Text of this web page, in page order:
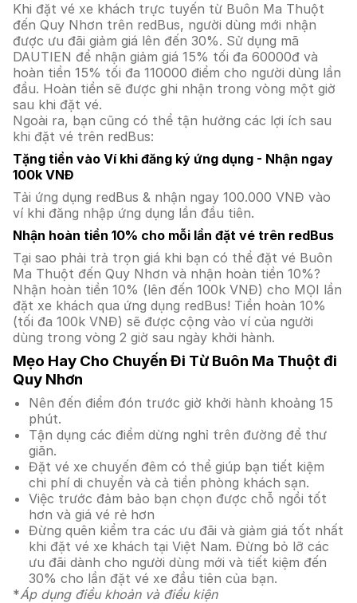
Khi đặt vé xe khách trực tuyến từ Buôn Ma Thuột
đến Quy Nhơn trên redBus, người dùng mới nhận
được ưu đãi giảm giá lên đến 30%. Sử dụng mã
DAUTIEN để nhận giảm giá 15% tối đa 60000đ và
hoàn tiền 15% tối đa 110000 điểm cho người dùng lần
đầu. Hoàn tiền sẽ được ghi nhận trong vòng một giờ
sau khi đặt vé.
Ngoài ra, bạn cũng có thể tận hưởng các lợi ích sau
khi đặt vé trên redBus:
Tặng tiền vào Ví khi đăng ký ứng dụng - Nhận ngay
100k VNĐ
Tải ứng dụng redBus & nhận ngay 100.000 VNĐ vào
ví khi đăng nhập ứng dụng lần đầu tiên.
Nhận hoàn tiền 10% cho mỗi lần đặt vé trên redBus
Tại sao phải trả trọn giá khi bạn có thể đặt vé Buôn
Ma Thuột đến Quy Nhơn và nhận hoàn tiền 10%?
Nhận hoàn tiền 10% (lên đến 100k VNĐ) cho MỌI lần
đặt xe khách qua ứng dụng redBus! Tiền hoàn 10%
(tối đa 100k VNĐ) sẽ được cộng vào ví của người
dùng trong vòng 2 giờ sau ngày khởi hành.
Mẹo Hay Cho Chuyến Đi Từ Buôn Ma Thuột đi
Quy Nhơn
Nên đến điểm đón trước giờ khởi hành khoảng 15
phút.
Tận dụng các điểm dừng nghỉ trên đường để thư
giãn.
Đặt vé xe chuyến đêm có thể giúp bạn tiết kiệm
chi phí di chuyển và cả tiền phòng khách sạn.
Việc trước đảm bảo bạn chọn được chỗ ngồi tốt
hơn và giá vé rẻ hơn
Đừng quên kiểm tra các ưu đãi và giảm giá tốt nhất
khi đặt vé xe khách tại Việt Nam. Đừng bỏ lỡ các
ưu đãi dành cho người dùng mới và tiết kiệm đến
30% cho lần đặt vé xe đầu tiên của bạn.
*Áp dụng điều khoản và điều kiện